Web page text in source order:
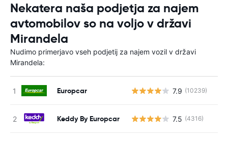
Nekatera naša podjetja za najem
avtomobilov so na voljo v državi
Mirandela
Nudimo primerjavo vseh podjetij za najem vozil v državi
Mirandela:
Europcar 7.9 (10239)
Keddy By Europcar 7.5 (4316)